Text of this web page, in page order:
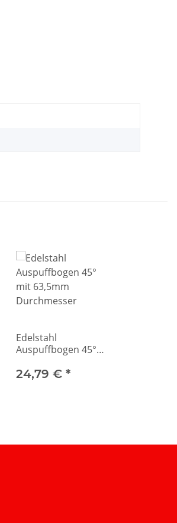
Edelstahl
Auspuffbogen 45°
Durchmesser
24,79 € *